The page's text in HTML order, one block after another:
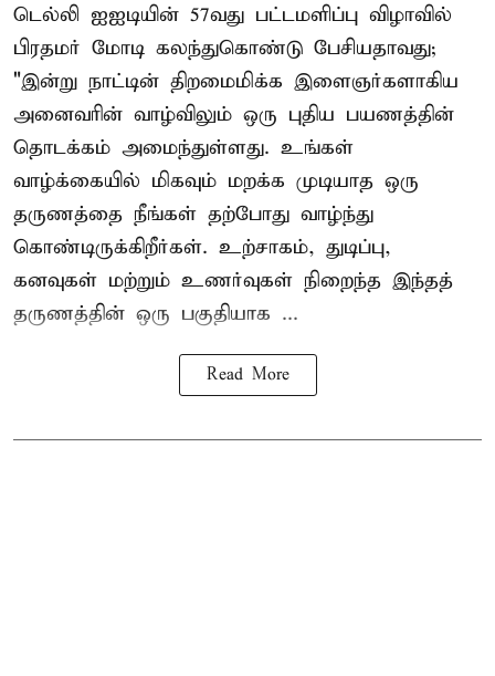
டெல்லி ஐஐடியின் 57வது பட்டமளிப்பு விழாவில்
பிரதமர் மோடி கலந்துகொண்டு பேசியதாவது;
"இன்று நாட்டின் திறமைமிக்க இளைஞர்களாகிய
அனைவரின் வாழ்விலும் ஒரு புதிய பயணத்தின்
தொடக்கம் அமைந்துள்ளது. உங்கள்
வாழ்க்கையில் மிகவும் மறக்க முடியாத ஒரு
தருணத்தை நீங்கள் தற்போது வாழ்ந்து
கொண்டிருக்கிறீர்கள். உற்சாகம், துடிப்பு,
கனவுகள் மற்றும் உணர்வுகள் நிறைந்த இந்தத்
தருணத்தின் ஒரு பகுதியாக ...
Read More